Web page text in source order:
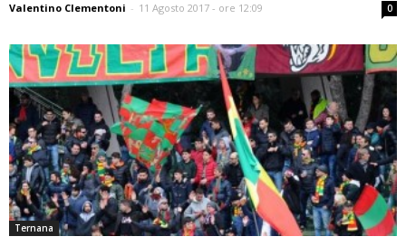
Valentino Clementoni - 11 Agosto 2017 - ore 12:09 0
Ternana